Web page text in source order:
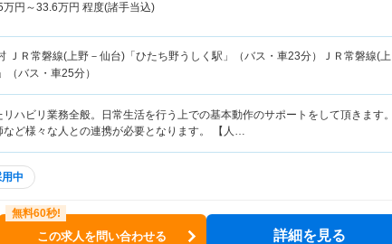
万円～33.6万円 程度(諸手当込)
ＪＲ常磐線(上野－仙台)「ひたち野うしく駅」（バス・車23分）ＪＲ常磐線(上
（バス・車25分）
ハビリ業務全般。日常生活を行う上での基本動作のサポートをして頂きます。
など様々な人との連携が必要となります。 【人…
中
この求人を問い合わせる 詳細を見る